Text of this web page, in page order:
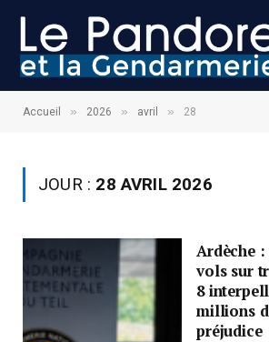
Accueil » 2026 » avril » 28
JOUR : 28 AVRIL 2026
Ardèche :
vols sur
8
millions
préjudice